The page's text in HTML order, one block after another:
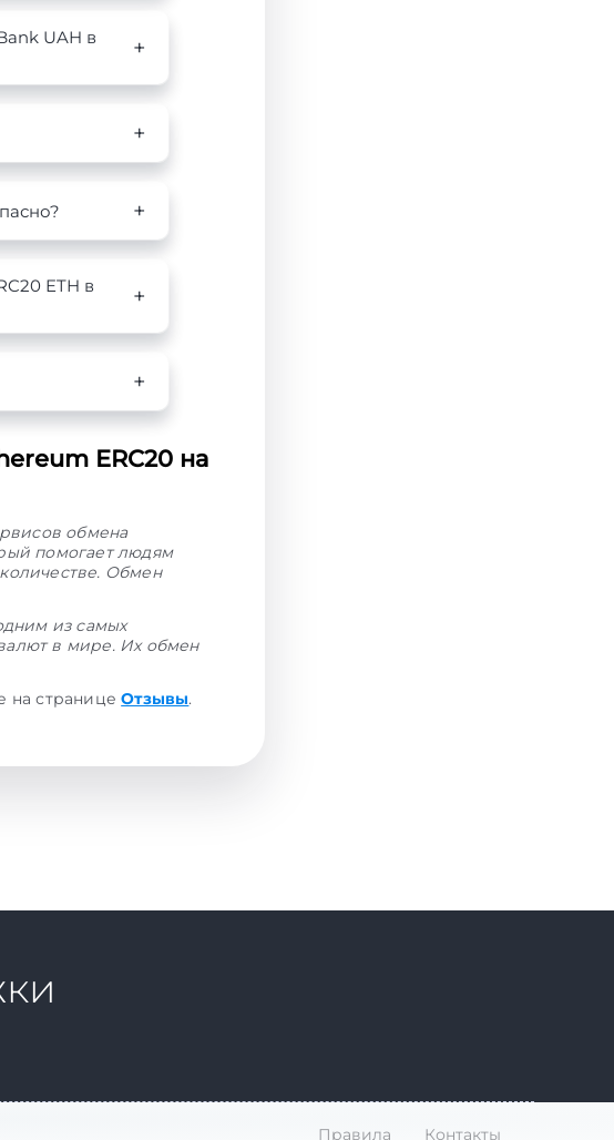
UAH в
ETH в
ERC20 на
обмена
помогает людям
Обмен
из самых
в мире. Их обмен
на страницеОтзывы.
Правила Контакты